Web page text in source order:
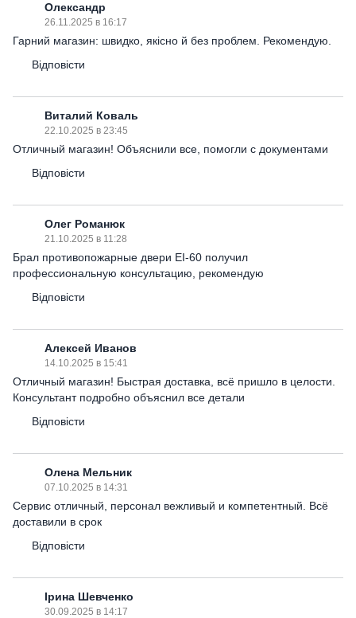
Олександр
26.11.2025 в 16:17
Гарний магазин: швидко, якісно й без проблем. Рекомендую.
Відповісти
Виталий Коваль
22.10.2025 в 23:45
Отличный магазин! Объяснили все, помогли с документами
Відповісти
Олег Романюк
21.10.2025 в 11:28
Брал противопожарные двери EI-60 получил
профессиональную консультацию, рекомендую
Відповісти
Алексей Иванов
14.10.2025 в 15:41
Отличный магазин! Быстрая доставка, всё пришло в целости.
Консультант подробно объяснил все детали
Відповісти
Олена Мельник
07.10.2025 в 14:31
Сервис отличный, персонал вежливый и компетентный. Всё
доставили в срок
Відповісти
Ірина Шевченко
30.09.2025 в 14:17